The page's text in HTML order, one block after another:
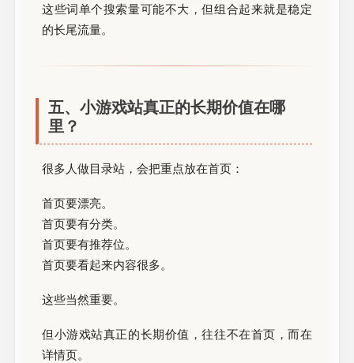
这些词单个搜索量可能不大，但组合起来就是稳定
的长尾流量。
五、小游戏站真正的长期价值在哪
里？
很多人做目录站，会把重点放在首页：
首页要漂亮。
首页要有分类。
首页要有推荐位。
首页要看起来内容很多。
这些当然重要。
但小游戏站真正的长期价值，往往不在首页，而在
详情页。